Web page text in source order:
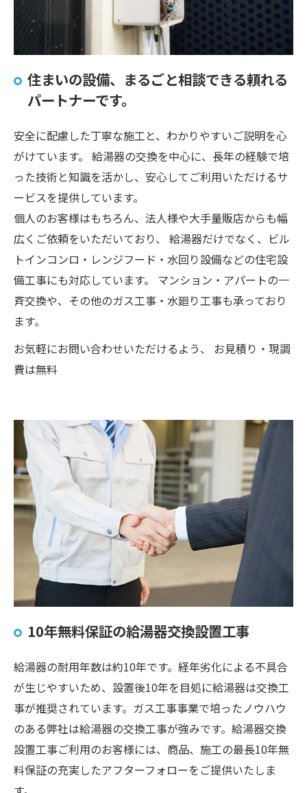
住まいの設備、まるごと相談できる頼れる
パートナーです。
安全に配慮した丁寧な施工と、わかりやすいご説明を心
がけています。 給湯器の交換を中心に、長年の経験で培
った技術と知識を活かし、安心してご利用いただけるサ
ービスを提供しています。
個人のお客様はもちろん、法人様や大手量販店からも幅
広くご依頼をいただいており、 給湯器だけでなく、ビル
トインコンロ・レンジフード・水回り設備などの住宅設
備工事にも対応しています。 マンション・アパートの一
斉交換や、その他のガス工事・水廻り工事も承っており
ます。
お気軽にお問い合わせいただけるよう、 お見積り・現調
費は無料
10年無料保証の給湯器交換設置工事
給湯器の耐用年数は約10年です。経年劣化による不具合
が生じやすいため、設置後10年を目処に給湯器は交換工
事が推奨されています。ガス工事事業で培ったノウハウ
のある弊社は給湯器の交換工事が強みです。給湯器交換
設置工事ご利用のお客様には、商品、施工の最長10年無
料保証の充実したアフターフォローをご提供いたしま